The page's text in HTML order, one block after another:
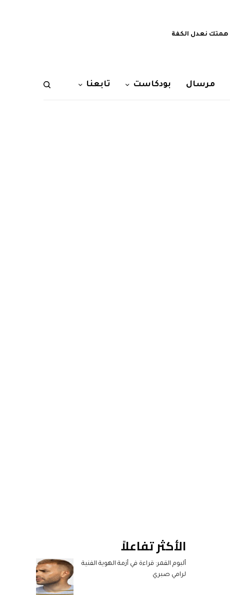
همتك نعدل الكفة
مرسال بودكاست تابعنا
الأكثر تفاعلاً
ألبوم القمر: قراءة في أزمة الهوية الفنية
لرامي صبري